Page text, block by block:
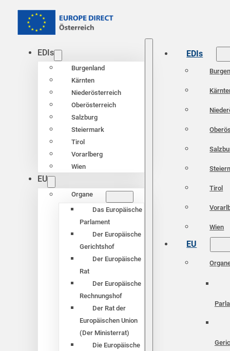
EDIs
Burgenland
Kärnten
Niederösterreich
Oberösterreich
Salzburg
Steiermark
Tirol
Vorarlberg
Wien
EU
Organe
Das Europäische
Parlament
Der Europäische
Gerichtshof
Der Europäische
Rat
Der Europäische
Rechnungshof
Der Rat der
Europäischen Union
(Der Ministerrat)
Die Europäische
EDIs
Tirol
Wien
EU